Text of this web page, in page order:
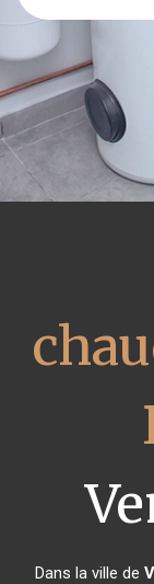
Dans la ville de